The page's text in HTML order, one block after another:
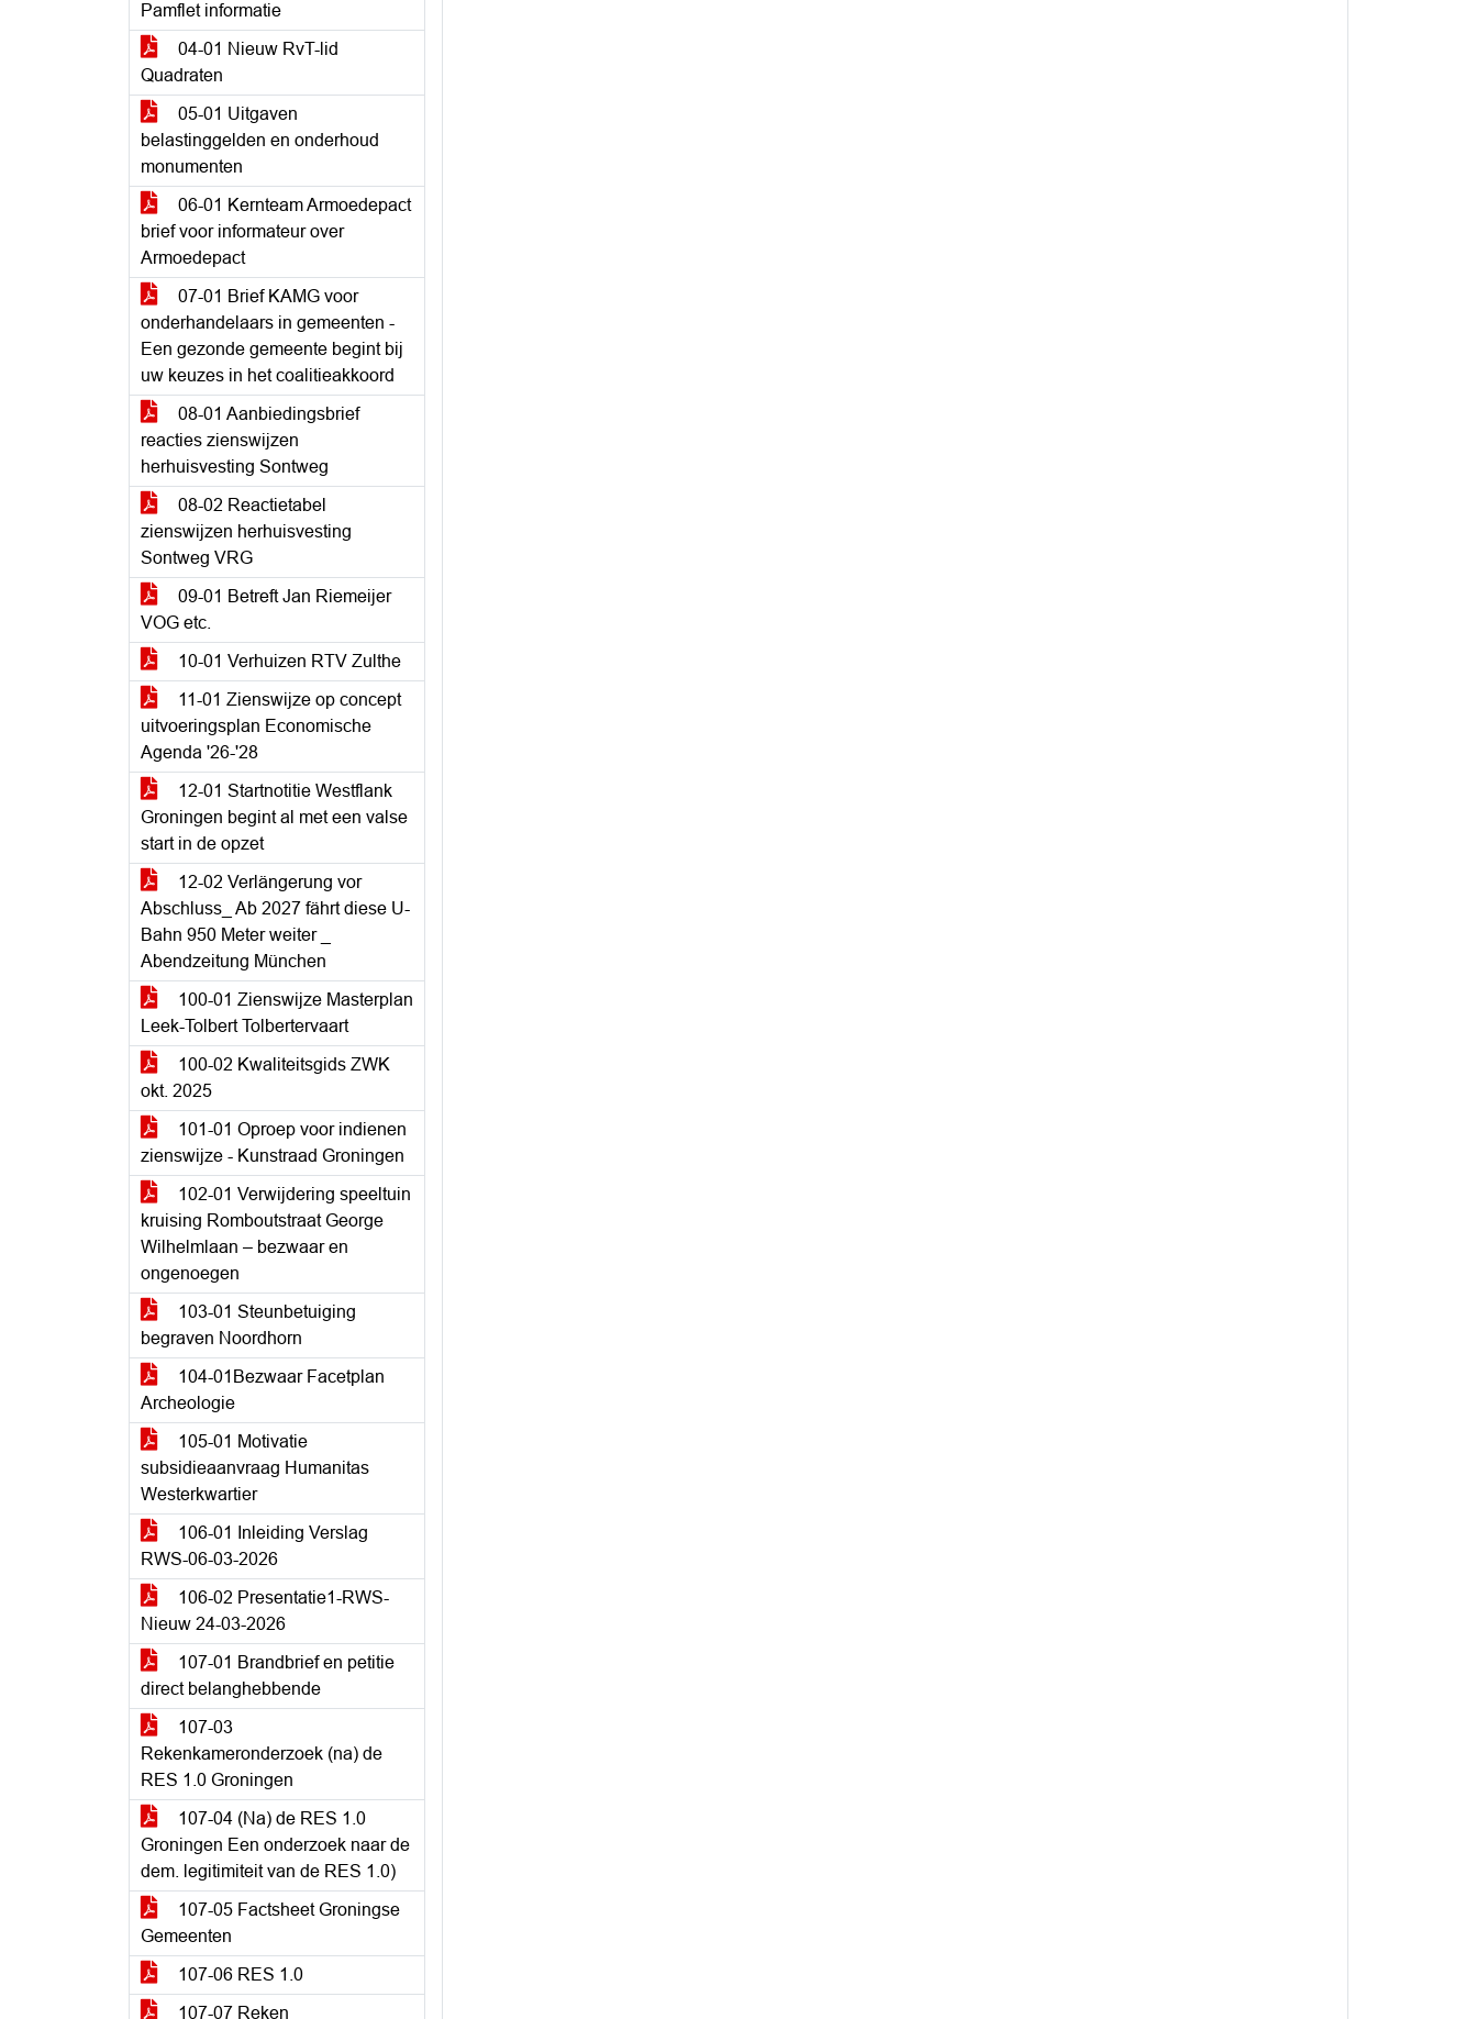
Pamflet informatie
04-01 Nieuw RvT-lid
Quadraten
05-01 Uitgaven
belastinggelden en onderhoud
monumenten
06-01 Kernteam Armoedepact
brief voor informateur over
Armoedepact
07-01 Brief KAMG voor
onderhandelaars in gemeenten -
Een gezonde gemeente begint bij
uw keuzes in het coalitieakkoord
08-01 Aanbiedingsbrief
reacties zienswijzen
herhuisvesting Sontweg
08-02 Reactietabel
zienswijzen herhuisvesting
Sontweg VRG
09-01 Betreft Jan Riemeijer
VOG etc.
10-01 Verhuizen RTV Zulthe
11-01 Zienswijze op concept
uitvoeringsplan Economische
Agenda '26-'28
12-01 Startnotitie Westflank
Groningen begint al met een valse
start in de opzet
12-02 Verlängerung vor
Abschluss_ Ab 2027 fährt diese U-
Bahn 950 Meter weiter _
Abendzeitung München
100-01 Zienswijze Masterplan
Leek-Tolbert Tolbertervaart
100-02 Kwaliteitsgids ZWK
okt. 2025
101-01 Oproep voor indienen
zienswijze - Kunstraad Groningen
102-01 Verwijdering speeltuin
kruising Romboutstraat George
Wilhelmlaan – bezwaar en
ongenoegen
103-01 Steunbetuiging
begraven Noordhorn
104-01Bezwaar Facetplan
Archeologie
105-01 Motivatie
subsidieaanvraag Humanitas
Westerkwartier
106-01 Inleiding Verslag
RWS-06-03-2026
106-02 Presentatie1-RWS-
Nieuw 24-03-2026
107-01 Brandbrief en petitie
direct belanghebbende
107-03
Rekenkameronderzoek (na) de
RES 1.0 Groningen
107-04 (Na) de RES 1.0
Groningen Een onderzoek naar de
dem. legitimiteit van de RES 1.0)
107-05 Factsheet Groningse
Gemeenten
107-06 RES 1.0
107-07 Reken